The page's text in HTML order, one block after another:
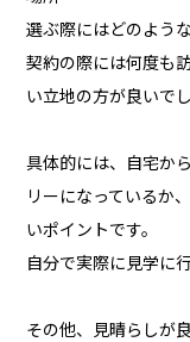
選ぶ際にはどのよう
契約の際には何度も
い立地の方が良いでし
具体的には、自宅か
リーになっているか
いポイントです。
自分で実際に見学に
その他、見晴らしが